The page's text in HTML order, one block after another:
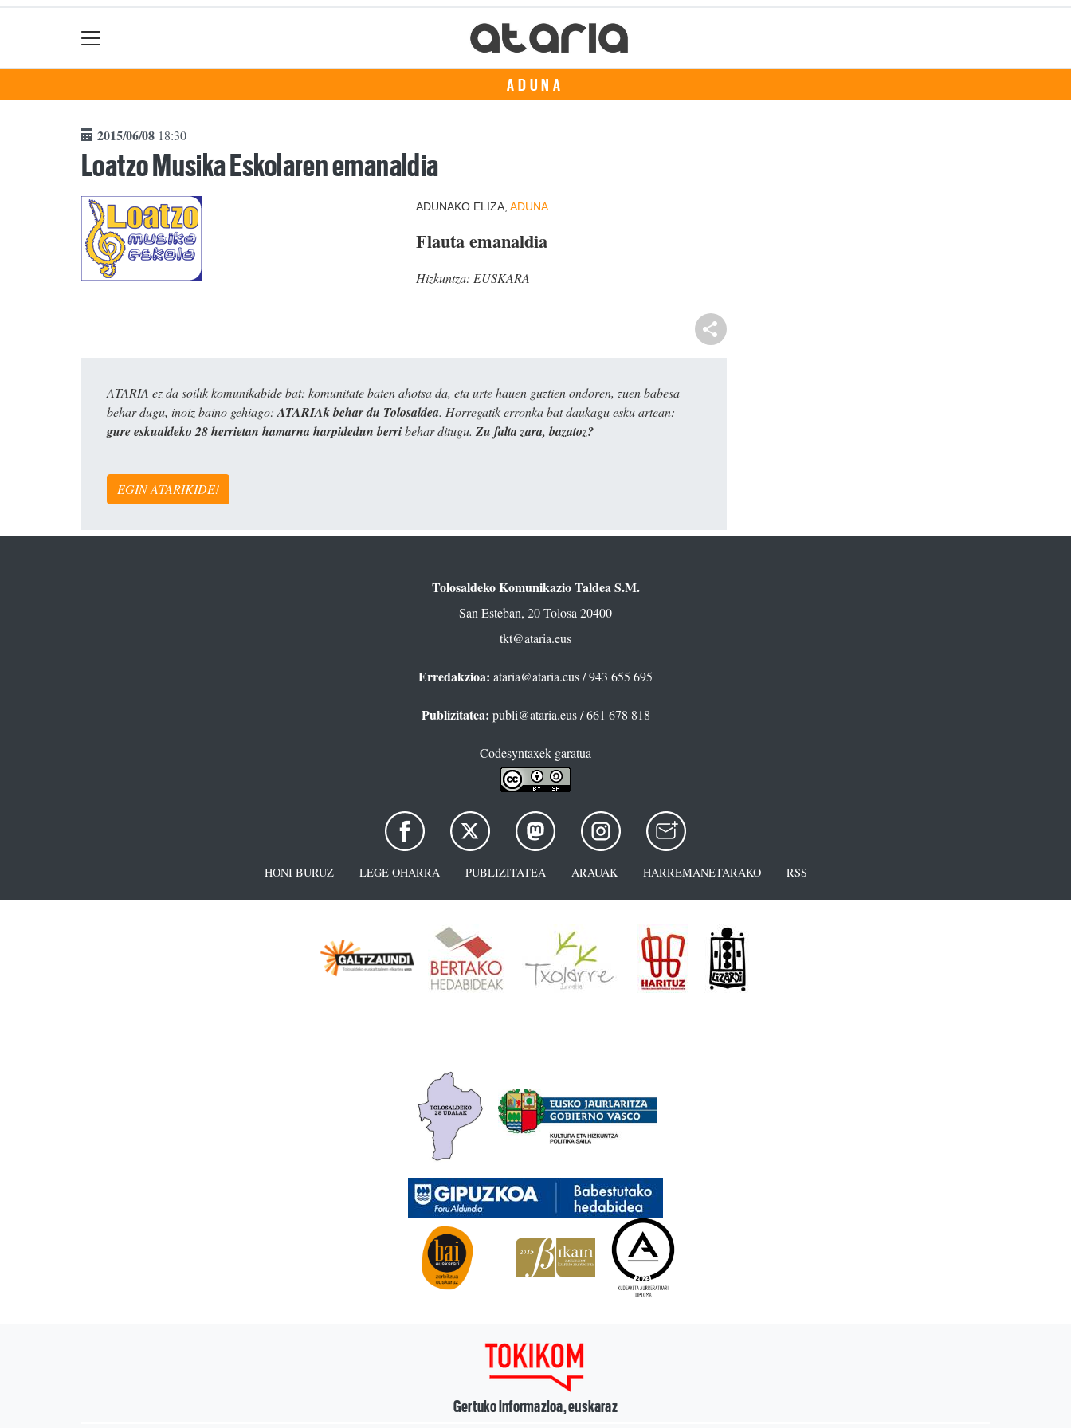
ADUNA
2015/06/08 18:30
Loatzo Musika Eskolaren emanaldia
ADUNAKO ELIZA, ADUNA
Flauta emanaldia
Hizkuntza: EUSKARA
ATARIA ez da soilik komunikabide bat: komunitate baten ahotsa da, eta urte hauen guztien ondoren, zuen babesa
behar dugu, inoiz baino gehiago: ATARIAk behar du Tolosaldea. Horregatik erronka bat daukagu esku artean:
gure eskualdeko 28 herrietan hamarna harpidedun berribehar ditugu. Zu falta zara, bazatoz?
EGIN ATARIKIDE!
Tolosaldeko Komunikazio Taldea S.M.
San Esteban, 20 Tolosa 20400
tkt@ataria.eus
Erredakzioa: ataria@ataria.eus/ 943 655 695
Publizitatea: publi@ataria.eus/ 661 678 818
Codesyntaxek garatua
HONI BURUZ LEGE OHARRA PUBLIZITATEA ARAUAK HARREMANETARAKO RSS
Gertuko informazioa, euskaraz